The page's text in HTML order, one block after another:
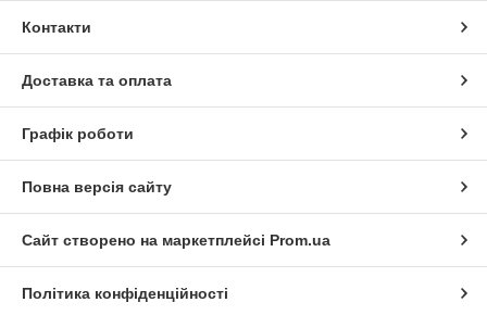
Контакти
Доставка та оплата
Графік роботи
Повна версія сайту
Сайт створено на маркетплейсі Prom.ua
Політика конфіденційності